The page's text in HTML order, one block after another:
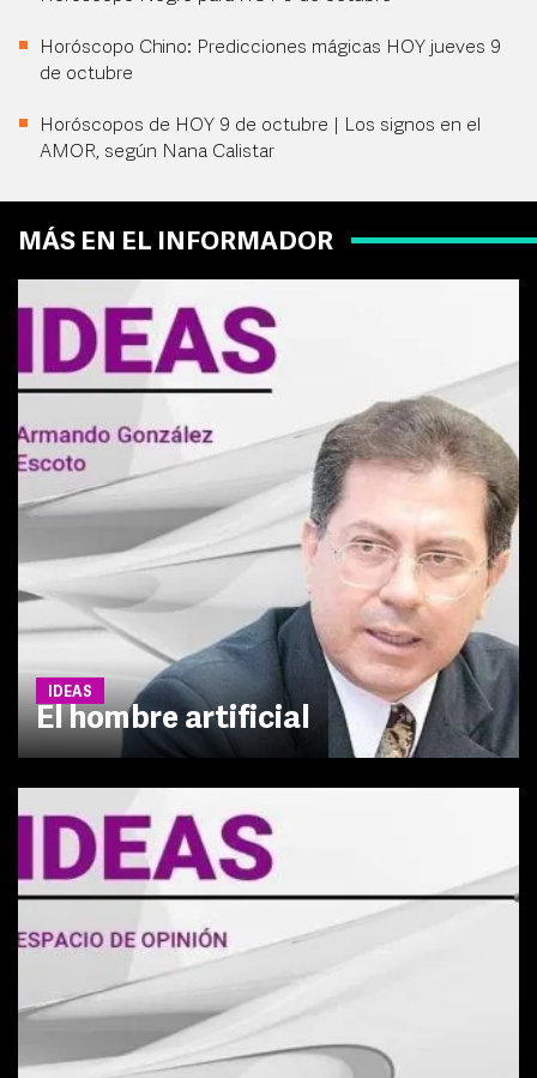
Horóscopo Chino: Predicciones mágicas HOY jueves 9
de octubre
Horóscopos de HOY 9 de octubre | Los signos en el
AMOR, según Nana Calistar
MÁS EN EL INFORMADOR
IDEAS
El hombre artificial